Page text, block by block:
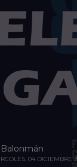
04 DICIEMBRE